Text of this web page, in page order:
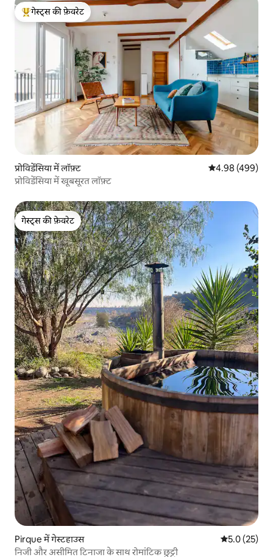
गेस्ट्स का टॉप फ़ेवरेट
गेस्ट्स की फ़ेवरेट
प्रोविडेंसिया में लॉफ़्ट औसत रेटिंग 5 में से
4.98 (499)
प्रोविडेंसिया में खूबसूरत लॉफ़्ट
गेस्ट्स की फ़ेवरेट
गेस्ट्स की फ़ेवरेट
Pirque में गेस्टहाउस औसत रेटिंग 5
5.0 (25)
निजी और असीमित टिनाजा के साथ रोमांटिक छुट्टी